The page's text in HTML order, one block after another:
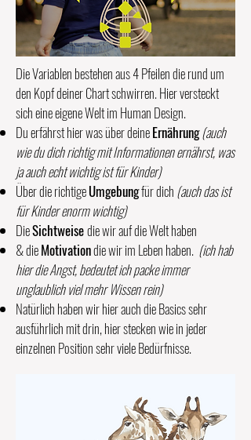
Die Variablen bestehen aus 4 Pfeilen die rund um
den Kopf deiner Chart schwirren. Hier versteckt
sich eine eigene Welt im Human Design.
Du erfährst hier was über deineErnährung(auch
wie du dich richtig mit Informationen ernährst, was
ja auch echt wichtig ist für Kinder)
Über die richtigeUmgebungfür dich (auch das ist
für Kinder enorm wichtig)
DieSichtweisedie wir auf die Welt haben
& dieMotivationdie wir im Leben haben. (ich hab
hier die Angst, bedeutet ich packe immer
unglaublich viel mehr Wissen rein)
Natürlich haben wir hier auch die Basics sehr
ausführlich mit drin, hier stecken wie in jeder
einzelnen Position sehr viele Bedürfnisse.